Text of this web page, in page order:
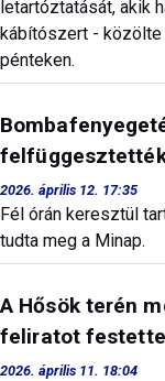
letartóztatását, akik
kábítószert -
pénteken.
2026. április 12. 17:35
Fél órán keresztül
tudta meg a Minap.
A Hősök terén
feliratot
2026. április 11. 18:04